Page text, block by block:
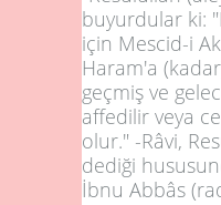
buyurdular ki:
için Mescid-i
Haram'a
geçmiş ve
affedilir veya
olur." -Râvi,
dediği
İbnu Abbâs